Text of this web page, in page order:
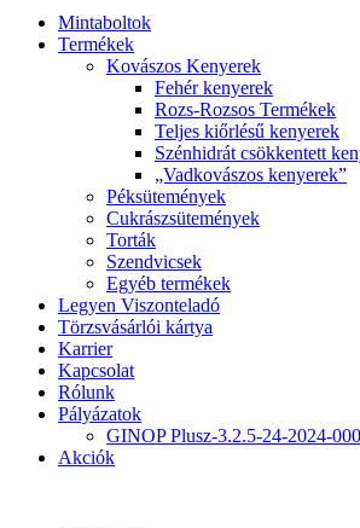
Mintaboltok
Termékek
Kovászos Kenyerek
Fehér kenyerek
Rozs-Rozsos Termékek
Teljes kiőrlésű kenyerek
Szénhidrát csökkentett
„Vadkovászos kenyerek”
Péksütemények
Cukrászsütemények
Torták
Szendvicsek
Egyéb termékek
Legyen Viszonteladó
Törzsvásárlói kártya
Karrier
Kapcsolat
Rólunk
Pályázatok
GINOP Plusz-3.2.5-24-2024-
Akciók